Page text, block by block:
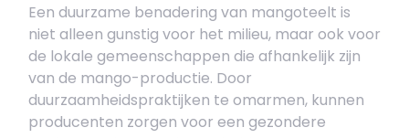
Een duurzame benadering van mangoteelt is
niet alleen gunstig voor het milieu, maar ook voor
de lokale gemeenschappen die afhankelijk zijn
van de mango-productie. Door
duurzaamheidspraktijken te omarmen, kunnen
producenten zorgen voor een gezondere